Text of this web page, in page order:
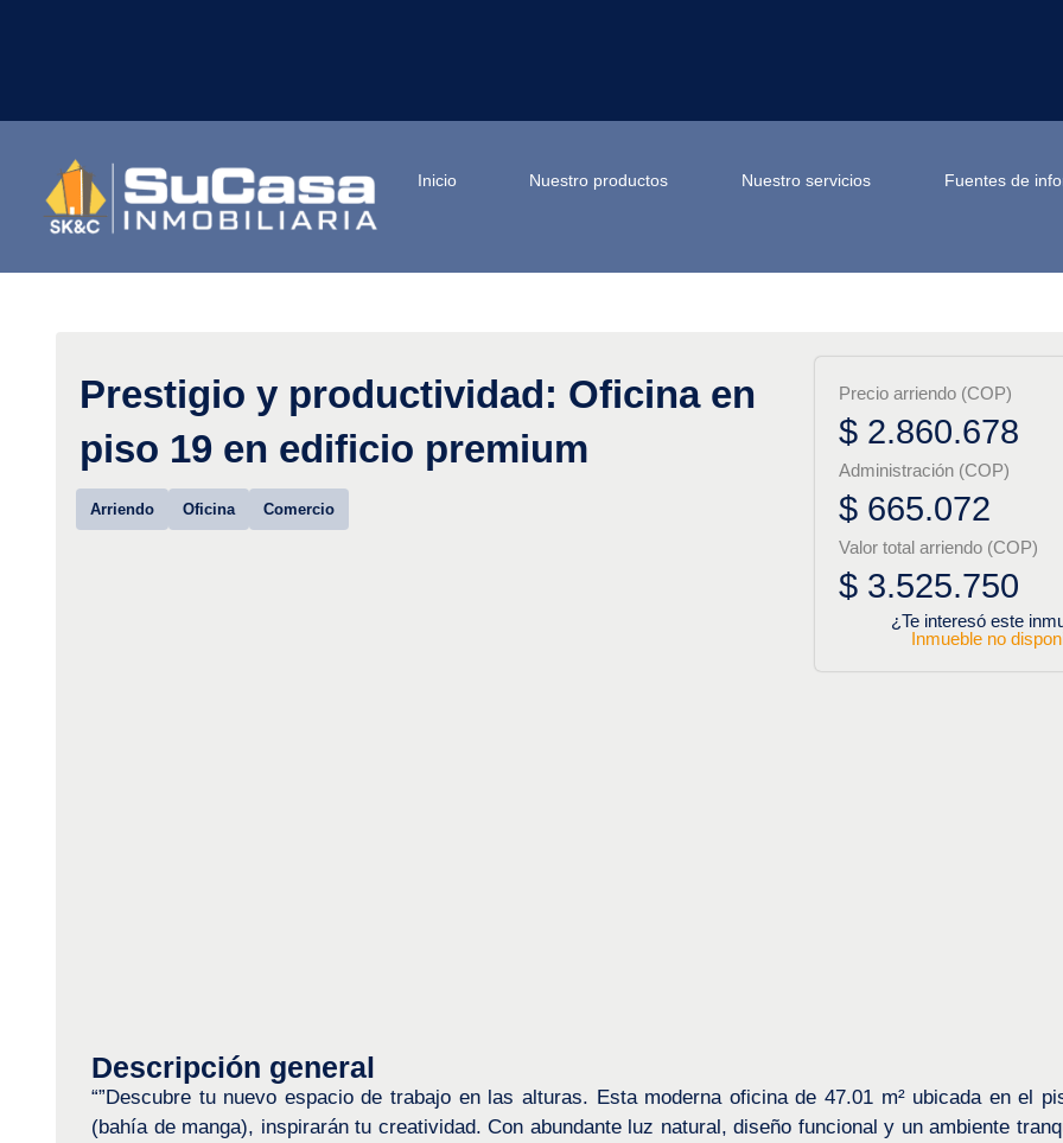
Inicio Nuestro productos Nuestro servicios Fuentes de
Prestigio y productividad: Oficina en
piso 19 en edificio premium
Arriendo Oficina Comercio
Precio arriendo (COP)
$ 2.860.678
Administración (COP)
$ 665.072
Valor total arriendo (COP)
$ 3.525.750
¿Te interesó este
Inmueble no
Descripción general
“”Descubre tu nuevo espacio de trabajo en las alturas. Esta moderna oficina de 47.01 m² ubicada en el
(bahía de manga), inspirarán tu creatividad. Con abundante luz natural, diseño funcional y un ambiente